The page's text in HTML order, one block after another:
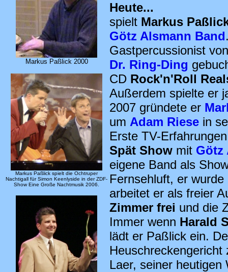
Markus Paßlick 2000
Markus Paßlick spielt die Ochtruper
Nachtigall für Simon Keenlyside in der ZDF-
Show Eine Große Nachtmusik 2006.
Heute...
spielt Markus
Götz Alsmann Band
Gastpercussionist
Dr. Ring-Ding
CD Rock'n'Roll
Außerdem spielte er
2007 gründete er
um Adam Riese in
Erste TV-
Spät Show mit Götz
eigene Band als
Fernsehluft, er
arbeitet er als freier
Zimmer frei und die
Immer wenn Harald
lädt er Paßlick ein.
Laer, seiner heutigen